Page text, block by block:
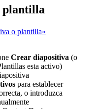
plantilla
o plantilla»
Crear diapositiva (o
esta activo)
para establecer
o introduzca